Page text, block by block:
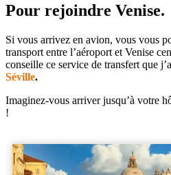
Pour rejoindre Venise.
Si vous arrivez en avion, vous vous
transport entre l’aéroport et Venise
conseille ce service de transfert que
Séville.
Imaginez-vous arriver jusqu’à votre
!